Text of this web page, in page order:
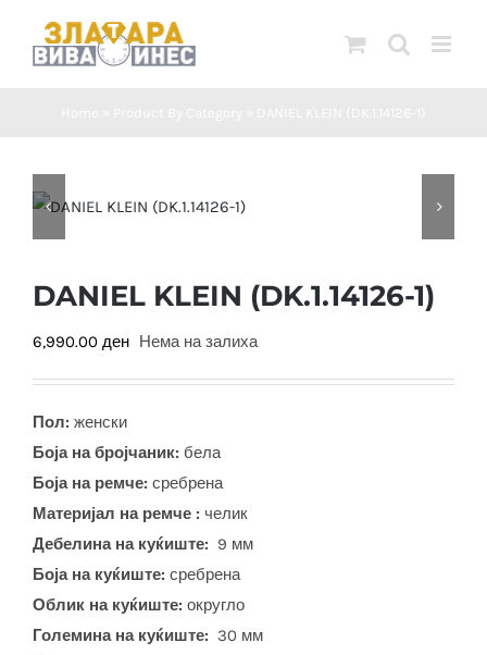
DANIEL KLEIN (DK.1.14126-1)
6,990.00 ден Нема на залиха
Пол: женски
Боја на бројчаник: бела
Боја на ремче: сребрена
Материјал на ремче : челик
Дебелина на куќиште: 9 мм
Боја на куќиште: сребрена
Облик на куќиште: округло
Големина на куќиште: 30 мм